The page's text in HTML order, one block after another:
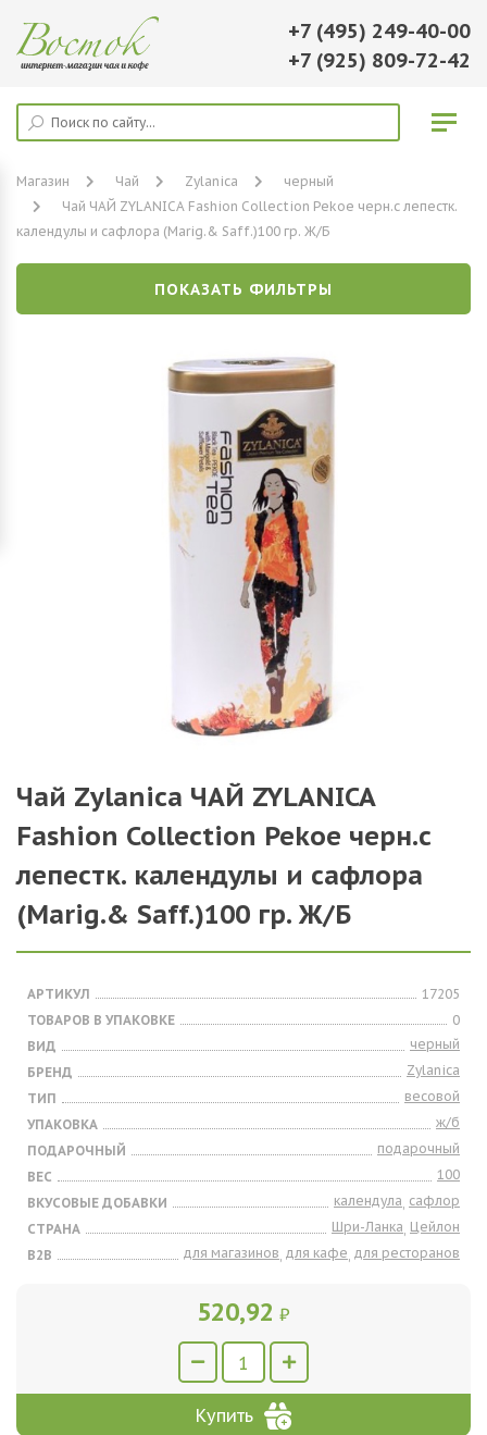
+7 (495) 249-40-00
+7 (925) 809-72-42
Магазин Чай Zylanica
черный
Чай ЧАЙ ZYLANICA Fashion Collection Pekoe черн.с лепестк.
календулы и сафлора (Marig.& Saff.)100 гр. Ж/Б
ПОКАЗАТЬ ФИЛЬТРЫ
Чай Zylanica ЧАЙ ZYLANICA
Fashion Collection Pekoe черн.с
лепестк. календулы и сафлора
(Marig.& Saff.)100 гр. Ж/Б
АРТИКУЛ
17205
ТОВАРОВ В УПАКОВКЕ
0
ВИД
черный
БРЕНД
Zylanica
ТИП
весовой
УПАКОВКА
ж/б
ПОДАРОЧНЫЙ
подарочный
ВЕС
100
ВКУСОВЫЕ ДОБАВКИ
календула, сафлор
СТРАНА
Шри-Ланка, Цейлон
B2B
для магазинов, для кафе, для ресторанов
520,92 ₽
Купить